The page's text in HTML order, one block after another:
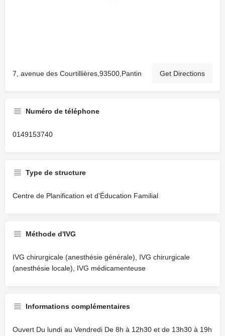
7, avenue des Courtillières,93500,Pantin Get Directions
Numéro de téléphone
0149153740
Type de structure
Centre de Planification et d'Éducation Familial
Méthode d'IVG
IVG chirurgicale (anesthésie générale), IVG chirurgicale
(anesthésie locale), IVG médicamenteuse
Informations complémentaires
Ouvert Du lundi au Vendredi De 8h à 12h30 et de 13h30 à 19h